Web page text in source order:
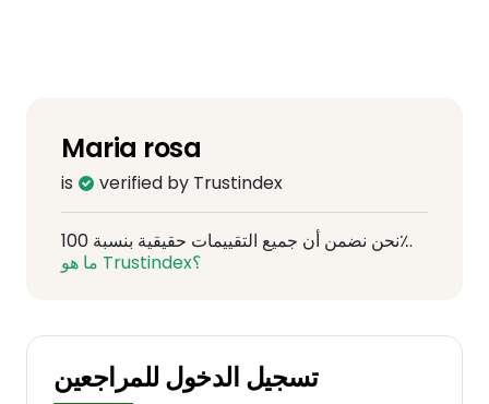
Maria rosa
is verified by Trustindex
نحن نضمن أن جميع التقييمات حقيقية بنسبة 100٪.
ما هو Trustindex؟
تسجيل الدخول للمراجعين